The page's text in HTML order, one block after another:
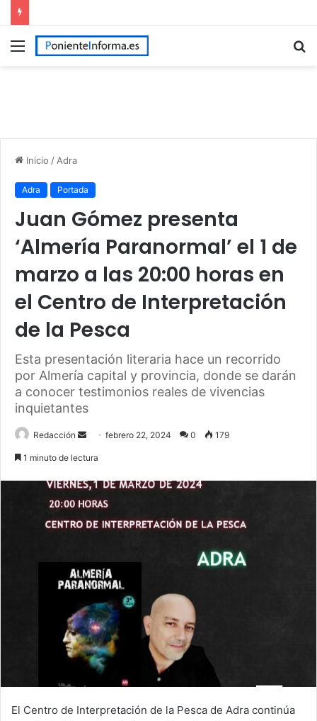
Menú
Inicio / Adra
Adra Portada
Juan Gómez presenta
‘Almería Paranormal’ el 1 de
marzo a las 20:00 horas en
el Centro de Interpretación
de la Pesca
Esta presentación literaria hace un recorrido
por Almería capital y provincia, donde se darán
a conocer testimonios reales de vivencias
inquietantes
Redacción
Sendfebrero 22, 2024 0 179
1 minuto de lectura
El Centro de Interpretación de la Pesca de Adra continúa